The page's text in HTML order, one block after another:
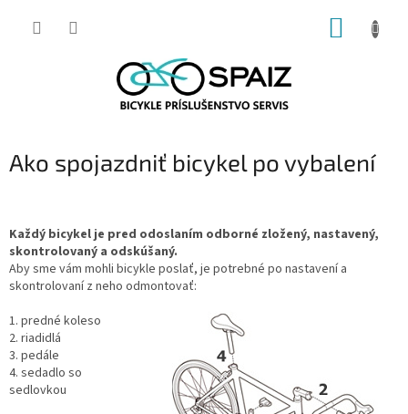
Ako spojazdniť bicykel po vybalení
Každý bicykel je pred odoslaním odborné zložený, nastavený,
skontrolovaný a odskúšaný.
Aby sme vám mohli bicykle poslať, je potrebné po nastavení a
skontrolovaní z neho odmontovať:
1. predné koleso
2. riadidlá
3. pedále
4. sedadlo so
sedlovkou